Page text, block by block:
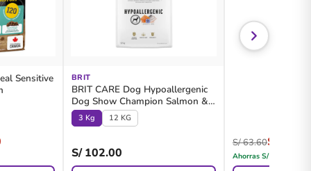
Sensitive
BRIT
BRIT CARE Dog Hypoallergenic
Dog Show Champion Salmon &
Herring
3 Kg 12 KG
S/102.00
S/63.60S/
Ahorras S/1.60